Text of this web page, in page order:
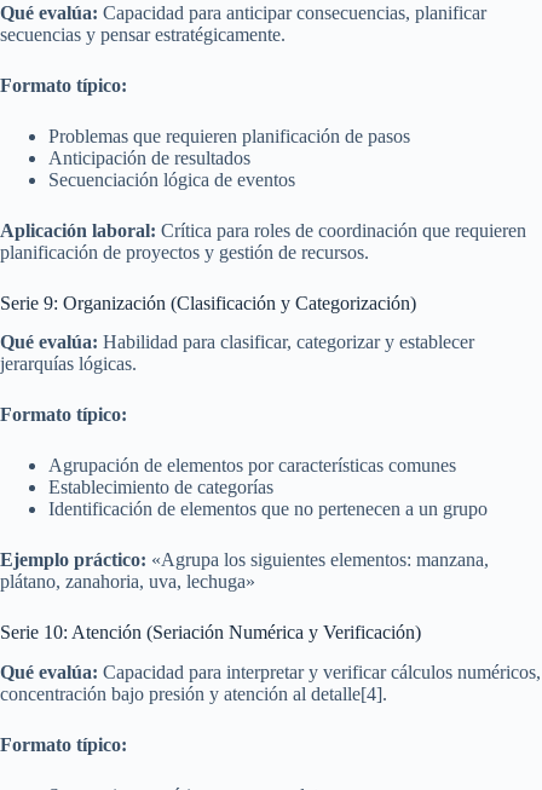
Qué evalúa: Capacidad para anticipar consecuencias, planificar
secuencias y pensar estratégicamente.
Formato típico:
Problemas que requieren planificación de pasos
Anticipación de resultados
Secuenciación lógica de eventos
Aplicación laboral: Crítica para roles de coordinación que requieren
planificación de proyectos y gestión de recursos.
Serie 9: Organización (Clasificación y Categorización)
Qué evalúa: Habilidad para clasificar, categorizar y establecer
jerarquías lógicas.
Formato típico:
Agrupación de elementos por características comunes
Establecimiento de categorías
Identificación de elementos que no pertenecen a un grupo
Ejemplo práctico: «Agrupa los siguientes elementos: manzana,
plátano, zanahoria, uva, lechuga»
Serie 10: Atención (Seriación Numérica y Verificación)
Qué evalúa: Capacidad para interpretar y verificar cálculos numéricos,
concentración bajo presión y atención al detalle[4].
Formato típico: